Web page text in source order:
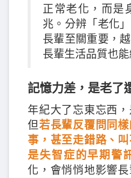
正常老化，而是
兆。分辨「老化
長輩至關重要，
長輩生活品質也能
記憶力差，是老了
年紀大了忘東忘西
但若長輩反覆問同
事，甚至走錯路、
是失智症的早期警
化，會悄悄地影響